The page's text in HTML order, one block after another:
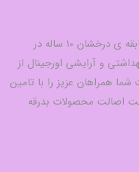
فروشگاه ارایشی بهداشتی معبود با سابقه ی درخشان 10 ساله در
و آرایشی اورجینال از
همراهان عزیز را با تامین
اصالت محصولات بدرقه